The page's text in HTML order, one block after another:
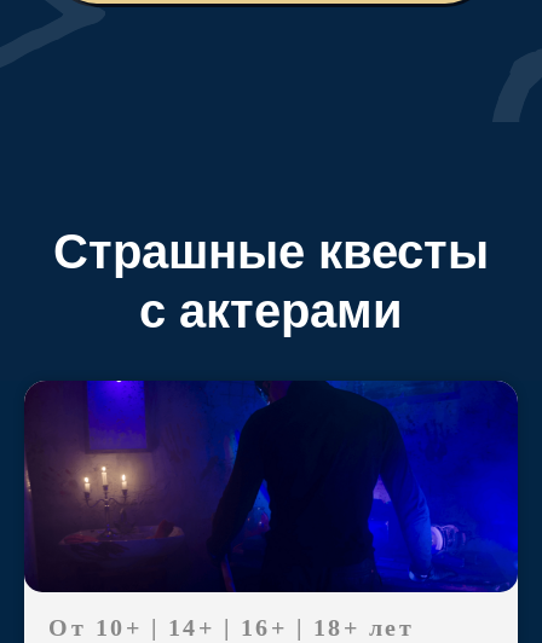
Страшные квесты
с актерами
От 10+ | 14+ | 16+ | 18+ лет